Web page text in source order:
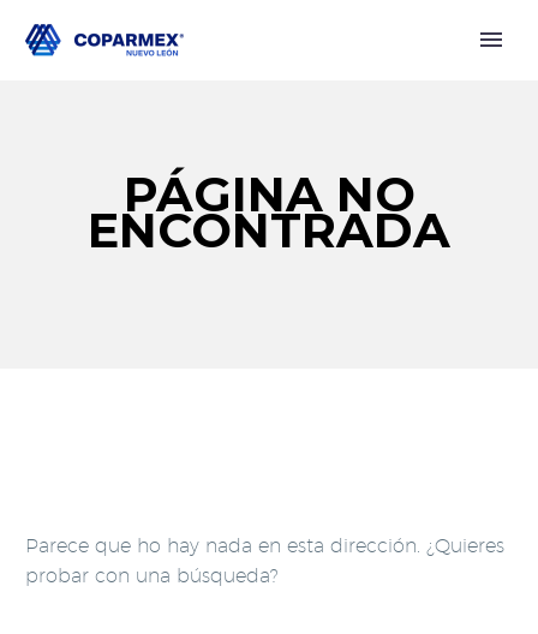
PÁGINA NO
ENCONTRADA
Parece que ho hay nada en esta dirección. ¿Quieres
probar con una búsqueda?